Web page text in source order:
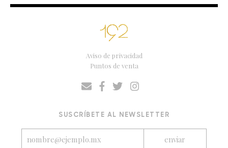
Aviso de privacidad
Puntos de venta
SUSCRÍBETE AL NEWSLETTER